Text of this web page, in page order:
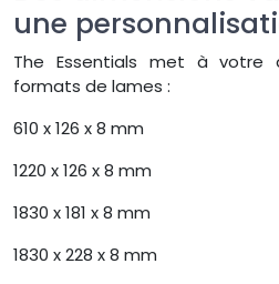
une
The Essentials met à votre
formats de lames :
610 x 126 x 8 mm
1220 x 126 x 8 mm
1830 x 181 x 8 mm
1830 x 228 x 8 mm